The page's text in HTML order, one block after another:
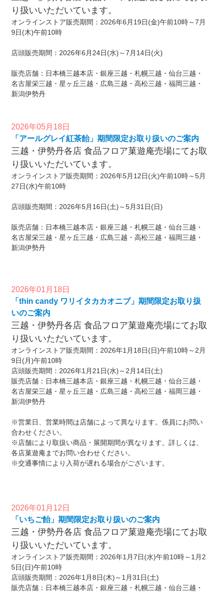
り扱いいただいています。
オンラインストア販売期間：2026年6月19日(金)午前10時～7月
9日(木)午前10時
店頭販売期間：2026年6月24日(水)～7月14日(火)
販売店舗：日本橋三越本店・銀座三越・札幌三越・仙台三越・
名古屋栄三越・星ヶ丘三越・広島三越・高松三越・福岡三越・
新潟伊勢丹
2026年05月18日
「アールグレイ紅茶飴」期間限定お取り扱いのご案内
三越・伊勢丹各店 食品フロア菓遊庵売場にてお取
り扱いいただいています。
オンラインストア販売期間：2026年5月12日(火)午前10時～5月
27日(水)午前10時
店頭販売期間：2026年5月16日(土)～5月31日(日)
販売店舗：日本橋三越本店・銀座三越・札幌三越・仙台三越・
名古屋栄三越・星ヶ丘三越・広島三越・高松三越・福岡三越・
新潟伊勢丹
2026年01月18日
「thin candy ワリイタカカオニブ」期間限定お取り扱
いのご案内
三越・伊勢丹各店 食品フロア菓遊庵売場にてお取
り扱いいただいています。
オンラインストア販売期間：2026年1月18日(日)午前10時～2月
9日(月)午前10時
店頭販売期間：2026年1月21日(水)～2月14日(土)
販売店舗：日本橋三越本店・銀座三越・札幌三越・仙台三越・
名古屋栄三越・星ヶ丘三越・広島三越・高松三越・福岡三越・
新潟伊勢丹
※営業日、営業時間は店舗によって異なります。係員にお問い
合わせください。
※店舗により取扱い商品・展開期間が異なります。詳しくは、
各店菓遊庵までお問い合わせください。
※交通事情により入荷が遅れる場合がございます。
2026年01月12日
「いちご飴」期間限定お取り扱いのご案内
三越・伊勢丹各店 食品フロア菓遊庵売場にてお取
り扱いいただいています。
オンラインストア販売期間：2026年1月7日(水)午前10時～1月2
5日(日)午前10時
店頭販売期間：2026年1月8日(木)～1月31日(土)
販売店舗：日本橋三越本店・銀座三越・札幌三越・仙台三越・